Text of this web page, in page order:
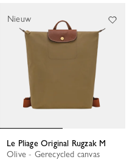
Le Pliage Original Rugzak M
Olive - Gerecycled canvas
Nieuw